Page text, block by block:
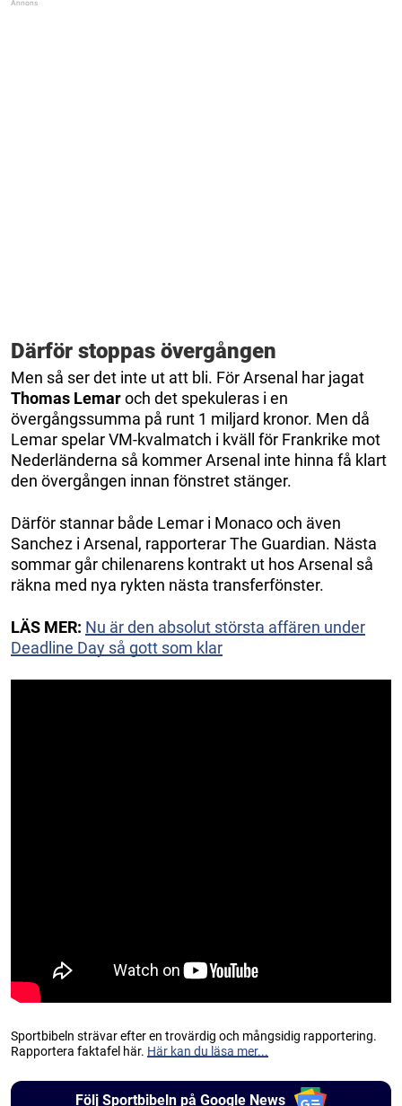
Därför stoppas övergången
Men så ser det inte ut att bli. För Arsenal har jagat
Thomas Lemaroch det spekuleras i en
övergångssumma på runt 1 miljard kronor. Men då
Lemar spelar VM-kvalmatch i kväll för Frankrike mot
Nederländerna så kommer Arsenal inte hinna få klart
den övergången innan fönstret stänger.
Därför stannar både Lemar i Monaco och även
Sanchez i Arsenal, rapporterar The Guardian. Nästa
sommar går chilenarens kontrakt ut hos Arsenal så
räkna med nya rykten nästa transferfönster.
LÄS MER: Nu är den absolut största affären under
Deadline Day så gott som klar
Sportbibeln strävar efter en trovärdig och mångsidig rapportering.
Rapportera faktafel här. Här kan du läsa mer...
Följ Sportbibeln på Google News